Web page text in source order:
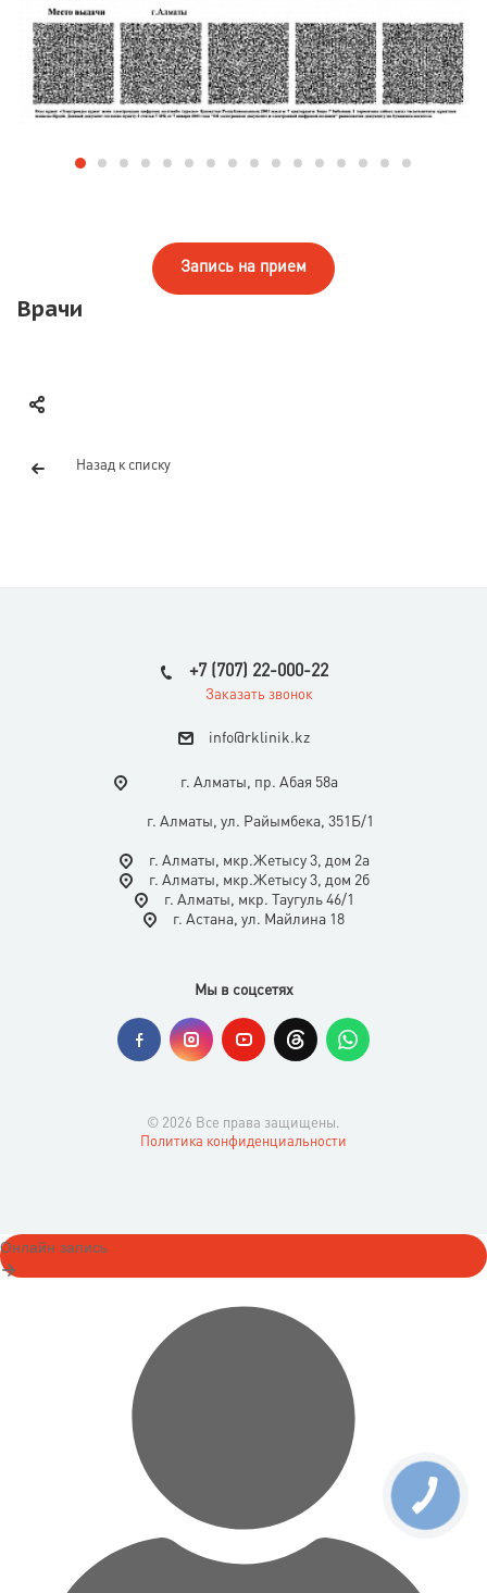
Запись на прием
Врачи
Назад к списку
+7 (707) 22-000-22
Заказать звонок
info@rklinik.kz
г. Алматы, пр. Абая 58а
г. Алматы, ул. Райымбека, 351Б/1
г. Алматы, мкр.Жетысу 3, дом 2а
г. Алматы, мкр.Жетысу 3, дом 2б
г. Алматы, мкр. Таугуль 46/1
г. Астана, ул. Майлина 18
Мы в соцсетях
© 2026 Все права защищены.
Политика конфиденциальности